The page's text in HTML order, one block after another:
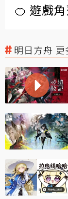
🍊 遊戲
明日方舟 更